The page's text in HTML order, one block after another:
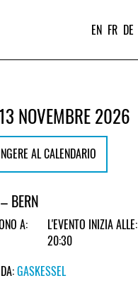
EN FR DE
NOVEMBRE 2026
AL CALENDARIO
BERN
A:
L'EVENTO INIZIA ALLE:
20:30
DA:GASKESSEL